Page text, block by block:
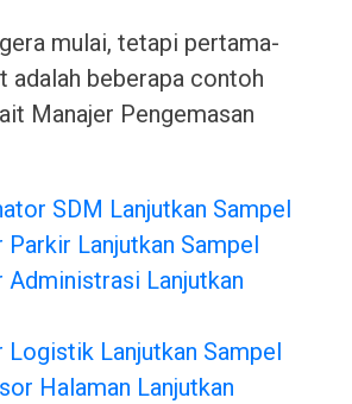
mulai, tetapi pertama-
adalah beberapa contoh
Manajer Pengemasan
SDM Lanjutkan Sampel
Parkir Lanjutkan Sampel
Administrasi Lanjutkan
Logistik Lanjutkan Sampel
Halaman Lanjutkan